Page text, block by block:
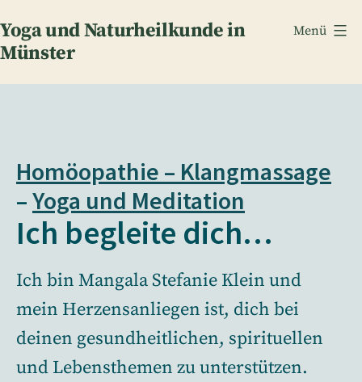
Inhalt
springen
Yoga und Naturheilkunde in
Münster
Menü
Homöopathie – Klangmassage
–Yoga und Meditation
Ich begleite dich…
Ich bin Mangala Stefanie Klein und
mein Herzensanliegen ist, dich bei
deinen gesundheitlichen, spirituellen
und Lebensthemen zu unterstützen.